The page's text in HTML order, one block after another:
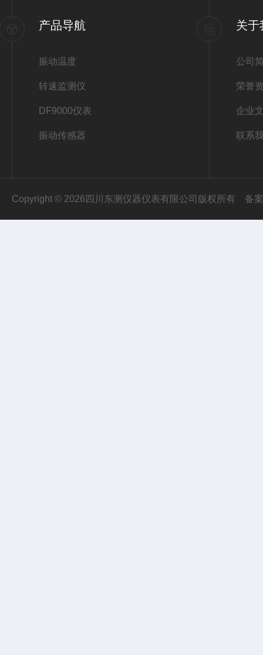
产品导航
振动温度
转速监测仪
DF9000仪表
振动传感器
关于
公司
荣誉
企业
联系
Copyright © 2026四川东测仪器仪表有限公司版权所有 备